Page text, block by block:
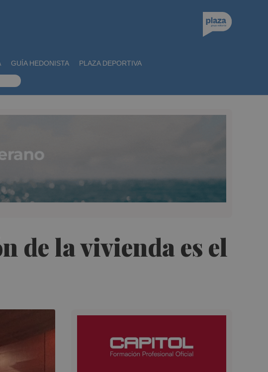
GUÍA HEDONISTA PLAZA DEPORTIVA
de la vivienda es el